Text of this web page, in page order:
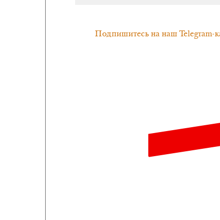
Подпишитесь на наш Telegram-